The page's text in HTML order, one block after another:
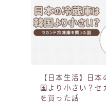
【日本生活】日
国より小さい？セ
を買った話